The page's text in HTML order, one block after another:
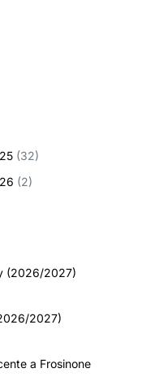
(32)
(2)
(2026/2027)
2027)
a Frosinone